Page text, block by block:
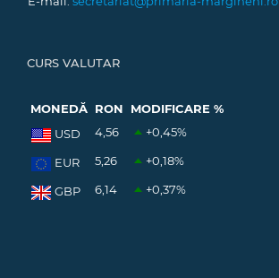
CURS VALUTAR
MONEDĂ RON
MODIFICARE %
USD
4,56 +0,45%
EUR 5,26 +0,18%
GBP 6,14 +0,37%